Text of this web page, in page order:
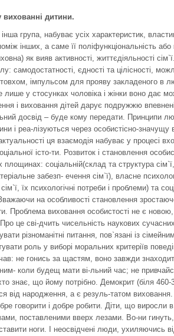
вихованні дитини.
група, набуває усіх характеристик,
інших, а саме її поліфункціональність
як вияв активності, життєдіяльності
самодостатності, єдності та цілісності,
імпульсом для прояву закладеного в
лише у стосунках чоловіка і жінки воно дає
і виховання дітей дарує подружжю
досвід – буде кому передати. Принципи
і реа-лізуються через особистісно-
ця взаємодія набуває у процесі
істо-ти. Розвиток і становлення
соціальній(склад та структура
забезп- ечення сім`ї), власне
їх психологічні потреби і проблеми) та
на особливості становлення
Проблема виховання особистості не є
це сві-дчить чисельність наукових
різноманітні питання, пов`язані із
роль у виборі моральних критеріїв
не гонись за щастям, воно завжди
коли будещ мати ві-льний час; не
знає, що йому потрібно. Демокрит (біля
від народження, а є резуль-татом
говорити і добре робити. Діти, що виросли
поставленими вверх лезами. Во-ни
ноги. І неосвідчені люди, ухиляючись